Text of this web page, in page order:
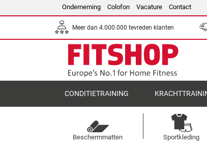
Onderneming Colofon Vacature Contact
Meer dan 4.000.000 tevreden klanten
CONDITIETRAINING
Beschermmatten Sportkleding